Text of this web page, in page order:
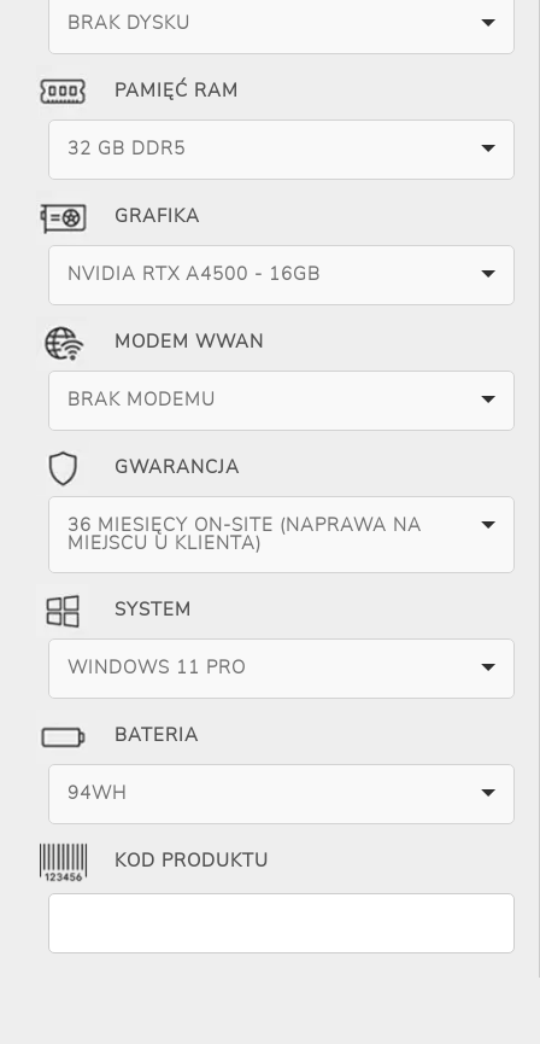
BRAK DYSKU
PAMIĘĆ RAM
32 GB DDR5
GRAFIKA
NVIDIA RTX A4500 - 16GB
MODEM WWAN
BRAK MODEMU
GWARANCJA
36 MIESIĘCY ON-SITE (NAPRAWA NA
MIEJSCU U KLIENTA)
SYSTEM
WINDOWS 11 PRO
BATERIA
94WH
KOD PRODUKTU